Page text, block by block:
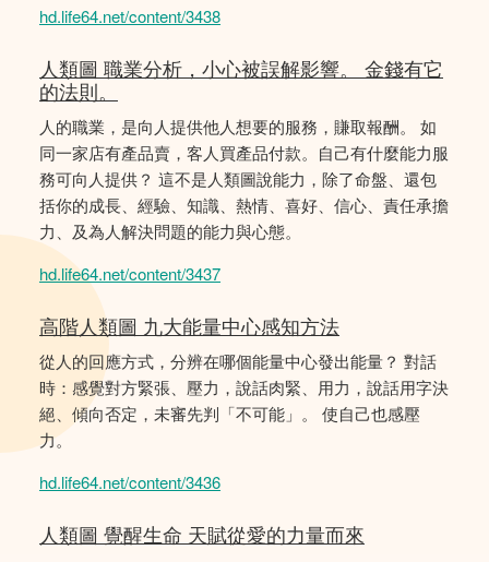
hd.life64.net/content/3438
人類圖 職業分析，小心被誤解影響。 金錢有它
的法則。
人的職業，是向人提供他人想要的服務，賺取報酬。 如
同一家店有產品賣，客人買產品付款。自己有什麼能力服
務可向人提供？ 這不是人類圖說能力，除了命盤、還包
括你的成長、經驗、知識、熱情、喜好、信心、責任承擔
力、及為人解決問題的能力與心態。
hd.life64.net/content/3437
高階人類圖 九大能量中心感知方法
從人的回應方式，分辨在哪個能量中心發出能量？ 對話
時：感覺對方緊張、壓力，說話肉緊、用力，說話用字決
絕、傾向否定，未審先判「不可能」。 使自己也感壓
力。
hd.life64.net/content/3436
人類圖 覺醒生命 天賦從愛的力量而來